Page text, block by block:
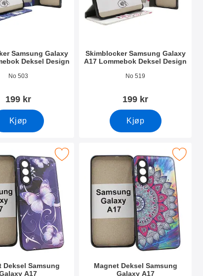
Samsung Galaxy
Deksel Design
53835
No 503
199 kr
Kjøp
Skimblocker Samsung Galaxy
A17 Lommebok Deksel Design
Varenummer 53836
No 519
199 kr
Kjøp
Design som favoritt
Deksel Samsung
A17
Deksel Samsung Galaxy A17 som favoritt
Magnet Deksel Samsung
Galaxy A17
Merk magnet Deksel Samsung